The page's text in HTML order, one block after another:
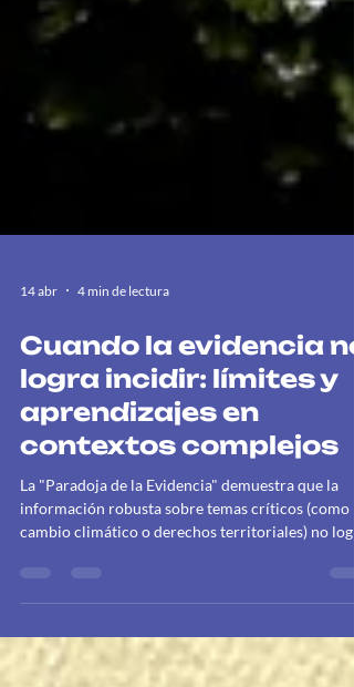
14 abr 4 min de lectura
Cuando la evidencia no
logra incidir: límites y
aprendizajes en
La "Paradoja de la Evidencia" demuestra que la
cambio climático o derechos territoriales) no
incidir en la toma de decisiones. El reto clave no es